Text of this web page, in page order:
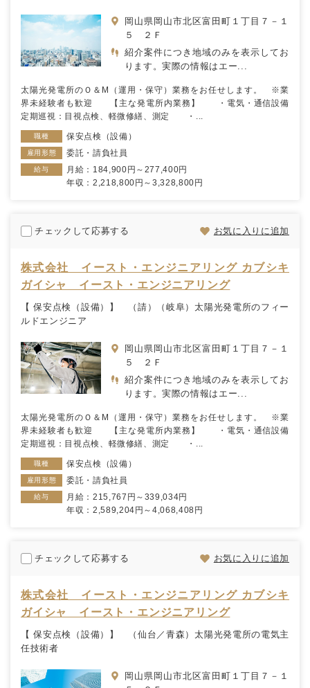
岡山県岡山市北区富田町１丁目７－１
５ ２Ｆ
紹介案件につき地域のみを表示してお
ります。実際の情報はエー...
太陽光発電所のＯ＆М（運用・保守）業務をお任せします。 ※業
界未経験者も歓迎 【主な発電所内業務】 ・電気・通信設備
定期巡視：目視点検、軽微修繕、測定 ・...
職種 保安点検（設備）
雇用形態 委託・請負社員
給与
月給：184,900円～277,400円
年収：2,218,800円～3,328,800円
チェックして応募する お気に入りに追加
株式会社 イースト・エンジニアリング カブシキ
ガイシャ イースト・エンジニアリング
【 保安点検（設備）】 （請）（岐阜）太陽光発電所のフィー
ルドエンジニア
岡山県岡山市北区富田町１丁目７－１
５ ２Ｆ
紹介案件につき地域のみを表示してお
ります。実際の情報はエー...
太陽光発電所のＯ＆М（運用・保守）業務をお任せします。 ※業
界未経験者も歓迎 【主な発電所内業務】 ・電気・通信設備
定期巡視：目視点検、軽微修繕、測定 ・...
職種 保安点検（設備）
雇用形態 委託・請負社員
給与
月給：215,767円～339,034円
年収：2,589,204円～4,068,408円
チェックして応募する お気に入りに追加
株式会社 イースト・エンジニアリング カブシキ
ガイシャ イースト・エンジニアリング
【 保安点検（設備）】 （仙台／青森）太陽光発電所の電気主
任技術者
岡山県岡山市北区富田町１丁目７－１